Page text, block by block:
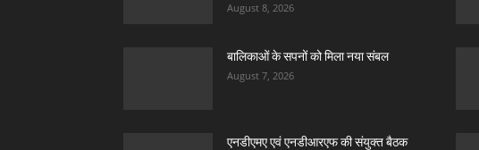
August 8, 2026
बालिकाओं के सपनों को मिला नया संबल
August 7, 2026
एनडीएमए एवं एनडीआरएफ की संयुक्त बैठक